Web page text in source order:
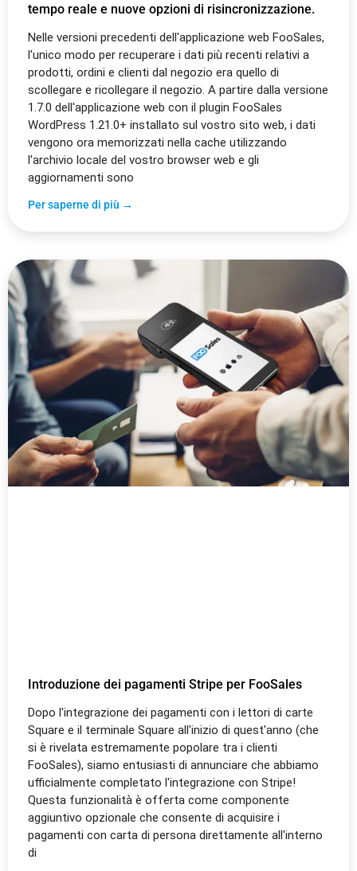
tempo reale e nuove opzioni di risincronizzazione.
Nelle versioni precedenti dell'applicazione web FooSales,
l'unico modo per recuperare i dati più recenti relativi a
prodotti, ordini e clienti dal negozio era quello di
scollegare e ricollegare il negozio. A partire dalla versione
1.7.0 dell'applicazione web con il plugin FooSales
WordPress 1.21.0+ installato sul vostro sito web, i dati
vengono ora memorizzati nella cache utilizzando
l'archivio locale del vostro browser web e gli
aggiornamenti sono
Per saperne di più →
Introduzione dei pagamenti Stripe per FooSales
Dopo l'integrazione dei pagamenti con i lettori di carte
Square e il terminale Square all'inizio di quest'anno (che
si è rivelata estremamente popolare tra i clienti
FooSales), siamo entusiasti di annunciare che abbiamo
ufficialmente completato l'integrazione con Stripe!
Questa funzionalità è offerta come componente
aggiuntivo opzionale che consente di acquisire i
pagamenti con carta di persona direttamente all'interno
di